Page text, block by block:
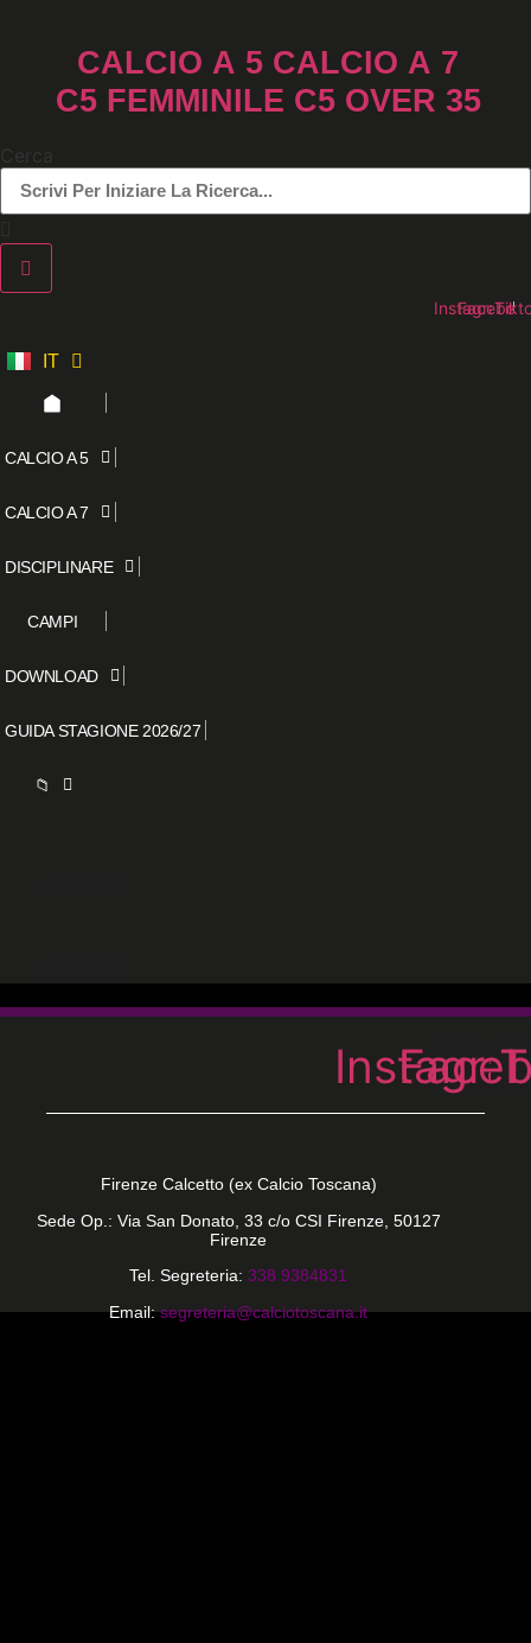
contenutoCALCIO A 5 CALCIO A 7
C5 FEMMINILE C5 OVER 35
Cerca
Instagram
IT
ES
CALCIO A 5
CALCIO A 7
DISCIPLINARE
CAMPI
DOWNLOAD
GUIDA STAGIONE 2026/27
📁
Firenze Calcetto (ex Calcio Toscana)
Sede Op.: Via San Donato, 33 c/o CSI Firenze, 50127
Firenze
Tel. Segreteria: 338 9384831
Email: segreteria@calciotoscana.it